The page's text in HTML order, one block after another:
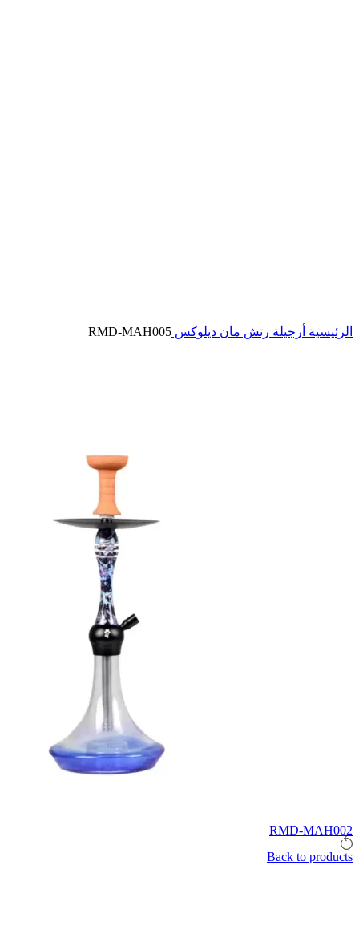
الرئيسية أرجيلة رتش مان ديلوكس RMD-MAH005
RMD-MAH002
Back to products